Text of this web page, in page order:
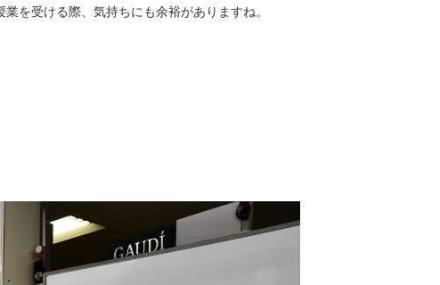
を受ける際、気持ちにも余裕がありますね。